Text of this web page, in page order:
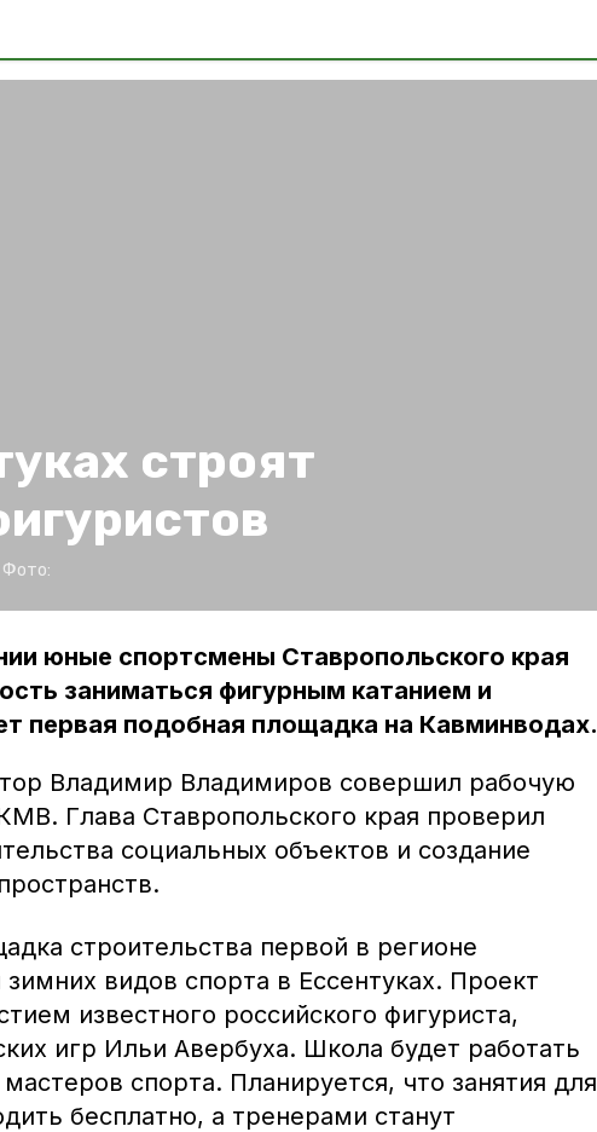
строят
Фото:
юные спортсмены Ставропольского края
заниматься фигурным катанием и
первая подобная площадка на Кавминводах.
Владимир Владимиров совершил рабочую
Глава Ставропольского края проверил
социальных объектов и создание
строительства первой в регионе
видов спорта в Ессентуках. Проект
известного российского фигуриста,
игр Ильи Авербуха. Школа будет работать
спорта. Планируется, что занятия для
бесплатно, а тренерами станут